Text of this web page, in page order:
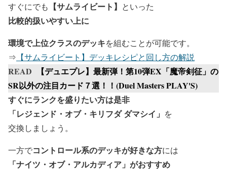
すぐにでも 【サムライビート】 といった
比較的扱いやすい上に
環境で上位クラスのデッキを組むことが可能です。
⇒ 【サムライビート】デッキレシピと回し方の解説
READ
【デュエプレ】最新弾！第10弾EX「魔帝剣征」の
SR以外の注目カード７選！！(Duel Masters PLAY'S)
すぐにランクを盛りたい方は是非
「レジェンド・オブ・キリフダ ダマシイ」 を
交換しましょう。
一方でコントロール系のデッキが好きな方には
「ナイツ・オブ・アルカディア」がおすすめ